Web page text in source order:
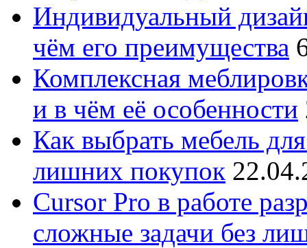
Индивидуальный
чём его преимущества
Комплексная
и в чём её особенности
Как выбрать мебель
лишних покупок
Cursor Pro в работе
сложные задачи без